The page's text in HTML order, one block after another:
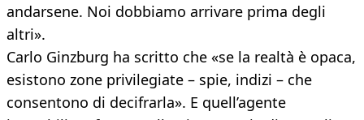
andarsene. Noi dobbiamo arrivare prima degli
altri».
Carlo Ginzburg ha scritto che «se la realtà è opaca,
esistono zone privilegiate – spie, indizi – che
consentono di decifrarla». E quell’agente